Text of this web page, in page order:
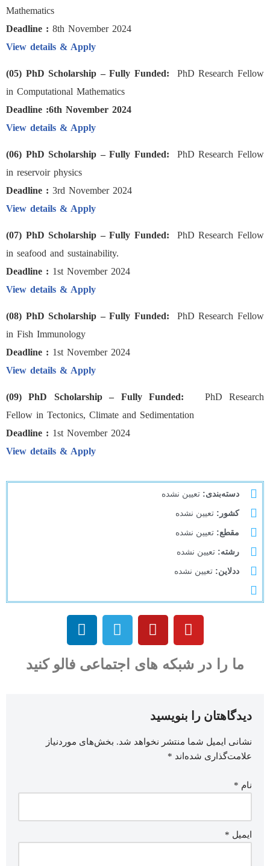
Mathematics
Deadline : 8th November 2024
View details & Apply
(05) PhD Scholarship – Fully Funded: PhD Research Fellow
in Computational Mathematics
Deadline :6th November 2024
View details & Apply
(06) PhD Scholarship – Fully Funded: PhD Research Fellow
in reservoir physics
Deadline : 3rd November 2024
View details & Apply
(07) PhD Scholarship – Fully Funded: PhD Research Fellow
in seafood and sustainability.
Deadline : 1st November 2024
View details & Apply
(08) PhD Scholarship – Fully Funded: PhD Research Fellow
in Fish Immunology
Deadline : 1st November 2024
View details & Apply
(09) PhD Scholarship – Fully Funded: PhD Research
Fellow in Tectonics, Climate and Sedimentation
Deadline : 1st November 2024
View details & Apply
دسته‌بندی: تعیین نشده
کشور: تعیین نشده
مقطع: تعیین نشده
رشته: تعیین نشده
ددلاین: تعیین نشده
ما را در شبکه های اجتماعی فالو کنید
دیدگاهتان را بنویسید
نشانی ایمیل شما منتشر نخواهد شد. بخش‌های موردنیاز
علامت‌گذاری شده‌اند *
نام *
ایمیل *